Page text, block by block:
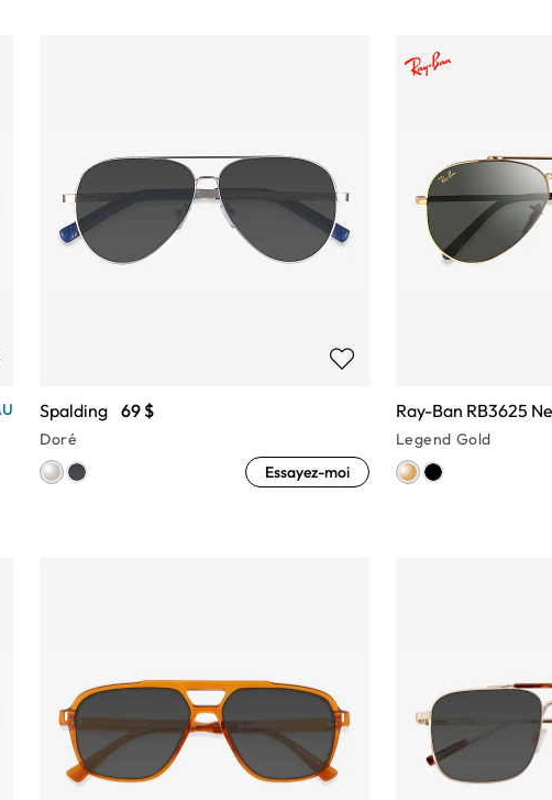
Spalding 69 $
Doré
Essayez-moi
Ray-Ban RB3625
Legend Gold